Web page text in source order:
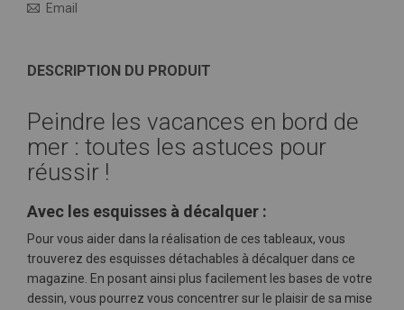
Email
DESCRIPTION DU PRODUIT
Peindre les vacances en bord de
mer : toutes les astuces pour
réussir !
Avec les esquisses à décalquer :
Pour vous aider dans la réalisation de ces tableaux, vous
trouverez des esquisses détachables à décalquer dans ce
magazine. En posant ainsi plus facilement les bases de votre
dessin, vous pourrez vous concentrer sur le plaisir de sa mise